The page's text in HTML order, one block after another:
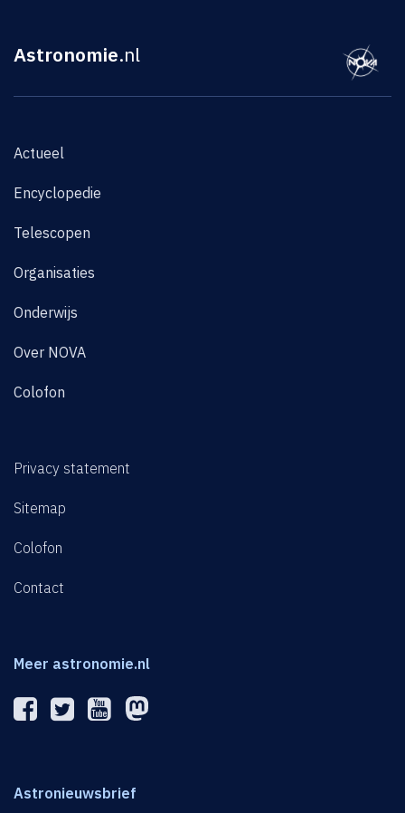
Astronomie.nl
Actueel
Encyclopedie
Telescopen
Organisaties
Onderwijs
Over NOVA
Colofon
Privacy statement
Sitemap
Colofon
Contact
Meer astronomie.nl
Astronieuwsbrief